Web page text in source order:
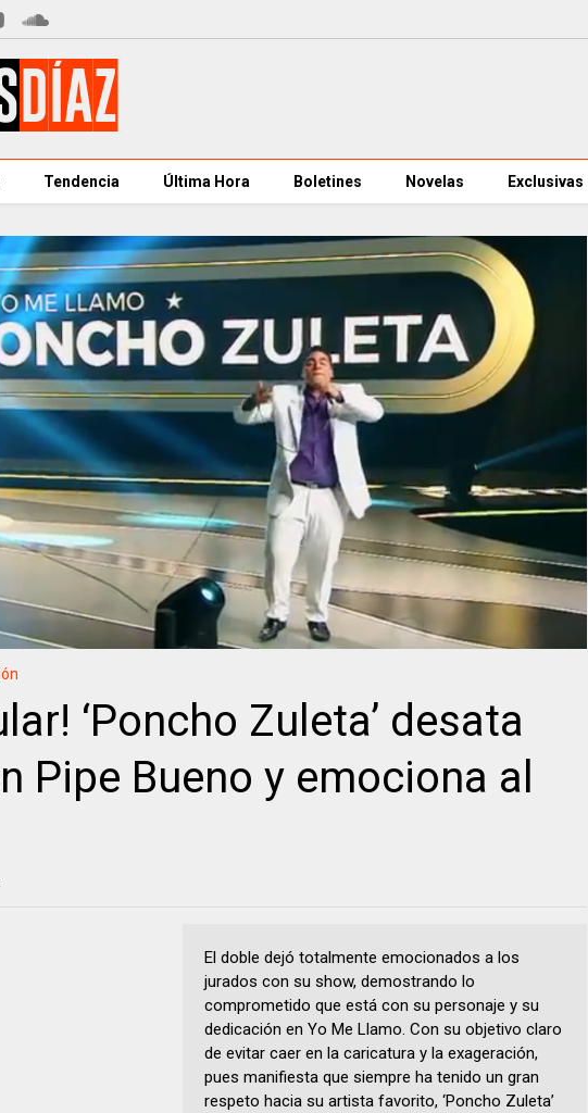
Tendencia Última Hora Boletines Novelas Exclusivas
‘Poncho Zuleta’ desata
Pipe Bueno y emociona al
El doble dejó totalmente emocionados a los
jurados con su show, demostrando lo
comprometido que está con su personaje y su
dedicación en Yo Me Llamo. Con su objetivo claro
de evitar caer en la caricatura y la exageración,
pues manifiesta que siempre ha tenido un gran
respeto hacia su artista favorito, ‘Poncho Zuleta’